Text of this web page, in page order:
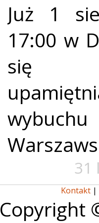
Już 1
17:00 w
się
31
Kontakt |
Copyright